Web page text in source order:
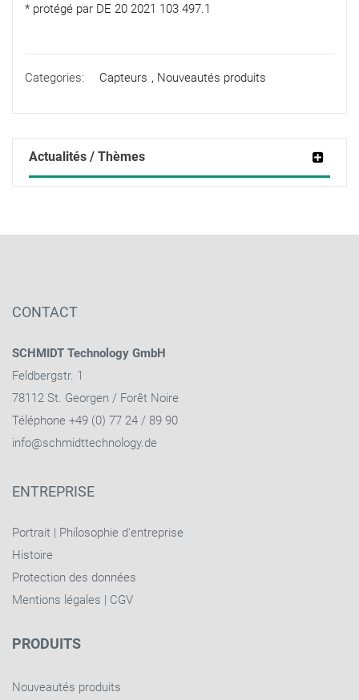
* protégé par DE 20 2021 103 497.1
Categories: Capteurs , Nouveautés produits
Actualités / Thèmes
CONTACT
SCHMIDT Technology GmbH
Feldbergstr. 1
78112 St. Georgen / Forêt Noire
Téléphone +49 (0) 77 24 / 89 90
info@schmidttechnology.de
ENTREPRISE
Portrait | Philosophie d'entreprise
Histoire
Protection des données
Mentions légales | CGV
PRODUITS
Nouveautés produits